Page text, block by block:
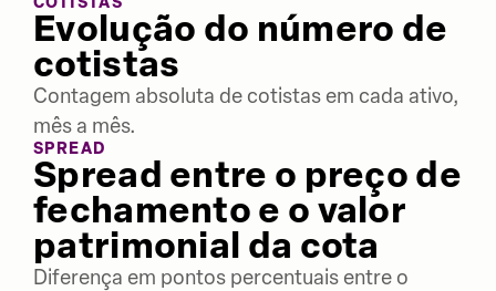
Evolução do número de
cotistas
Contagem absoluta de cotistas em cada ativo,
mês a mês.
SPREAD
Spread entre o preço de
fechamento e o valor
patrimonial da cota
Diferença em pontos percentuais entre o